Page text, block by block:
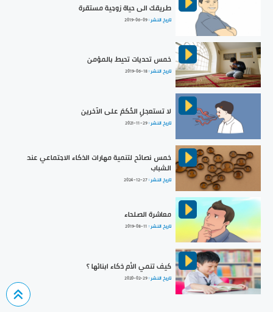
طريقك الى حياة زوجية مستقرة
تاريخ النشر :2019-06-09
خمس تحديات تحيط بالمؤمن
تاريخ النشر :2019-06-18
لا تستعجلِ الحُكمَ على الآخرين
تاريخ النشر :2021-11-29
خمس نصائح لتنمية مهارات الذكاء الاجتماعي عند
الشباب
تاريخ النشر :2024-12-27
معاشرة الصلحاء
تاريخ النشر : 2019-08-11
كيف تنمي الأم ذكاء ابنائها ؟
تاريخ النشر :2020-02-29